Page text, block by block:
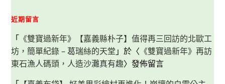
近期留言
「 《雙寶過新年》【嘉義縣朴子】值得再三回訪的北歐工
坊，簡單紀錄 – 葛瑞絲的天堂 」於〈 《雙寶過新年》再訪
東石漁人碼頭，人造沙灘真有趣〉發佈留言